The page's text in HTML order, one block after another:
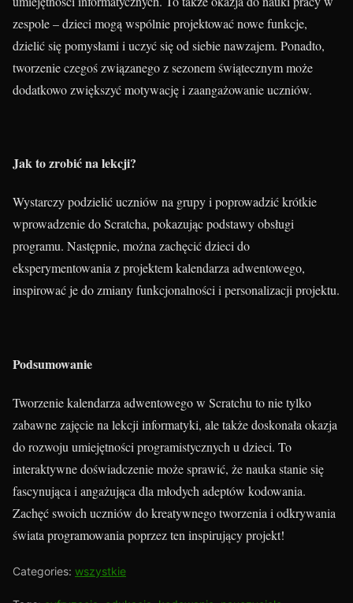
zespole – dzieci mogą wspólnie projektować nowe funkcje,
dzielić się pomysłami i uczyć się od siebie nawzajem. Ponadto,
tworzenie czegoś związanego z sezonem świątecznym może
dodatkowo zwiększyć motywację i zaangażowanie uczniów.
Jak to zrobić na lekcji?
Wystarczy podzielić uczniów na grupy i poprowadzić krótkie
wprowadzenie do Scratcha, pokazując podstawy obsługi
programu. Następnie, można zachęcić dzieci do
eksperymentowania z projektem kalendarza adwentowego,
inspirować je do zmiany funkcjonalności i personalizacji projektu.
Podsumowanie
Tworzenie kalendarza adwentowego w Scratchu to nie tylko
zabawne zajęcie na lekcji informatyki, ale także doskonała okazja
do rozwoju umiejętności programistycznych u dzieci. To
interaktywne doświadczenie może sprawić, że nauka stanie się
fascynująca i angażująca dla młodych adeptów kodowania.
Zachęć swoich uczniów do kreatywnego tworzenia i odkrywania
świata programowania poprzez ten inspirujący projekt!
Categories: wszystkie